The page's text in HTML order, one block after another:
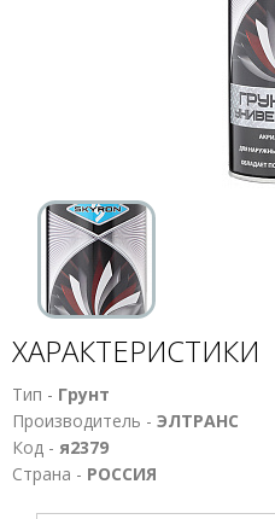
ХАРАКТЕРИСТИКИ
Тип - Грунт
Производитель - ЭЛТРАНС
Код - я2379
Страна - РОССИЯ